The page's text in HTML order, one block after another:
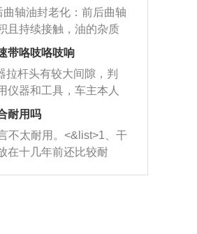
果是因为积碳过多引起
将三元催化器泡在草酸
况得到解决，将清洗剂
与燃油混合后，车辆启
汽油一起进入到燃烧
气排出，就可以让三元
，排气管堵塞的情况就
往右同样也要打相同的
、最后强调要反复练
形成肌肉记忆，在真实
需要记忆也能打好方
轴油封老化：前后曲轴
且持续接触，油的杂质
温度变化使其密封效果
渗油或漏油。<&list>2、
积碳会使活塞环与缸体
致机油流入燃烧室中，
、机油粘度。使用
话，同样会有烧机油现
小具有很好的流动性，
带咯吱咯吱响
拉杆头有较大间隙，判
仪器和工具，车主本人
将车辆送到修理厂或4s
辆半轴套管防尘罩破
现漏油现象，使半轴磨
半轴容易损坏，产生异
定器的转向胶套和球头
耐用吗
不太耐用。<&list>1、干
在十几年前还比较耐